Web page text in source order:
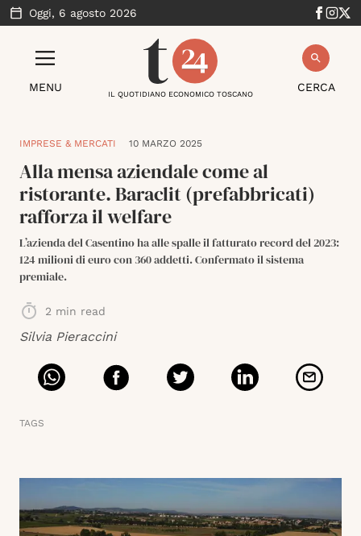
Oggi, 6 agosto 2026
MENU CERCA
IL QUOTIDIANO ECONOMICO TOSCANO
IMPRESE & MERCATI 10 MARZO 2025
Alla mensa aziendale come al
ristorante. Baraclit (prefabbricati)
rafforza il welfare
L’azienda del Casentino ha alle spalle il fatturato record del 2023:
124 milioni di euro con 360 addetti. Confermato il sistema
premiale.
2 min read
Silvia Pieraccini
TAGS